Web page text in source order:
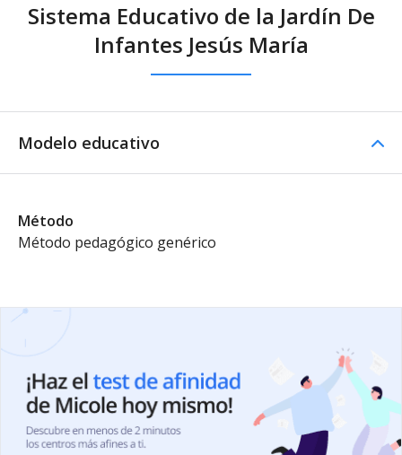
Sistema Educativo de la Jardín De
Infantes Jesús María
Modelo educativo
Método
Método pedagógico genérico